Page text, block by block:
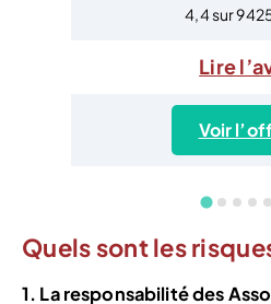
4,4 sur
Lire
Voir
Quels sont les
1. La responsabilité des